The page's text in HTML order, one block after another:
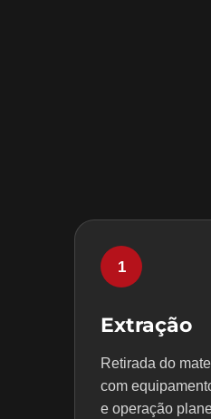
1
Extração
Retirada do
com
e operação